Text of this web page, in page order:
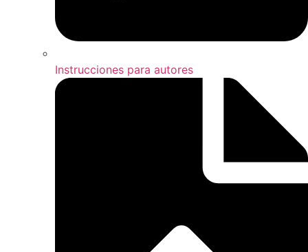
Instrucciones para autores